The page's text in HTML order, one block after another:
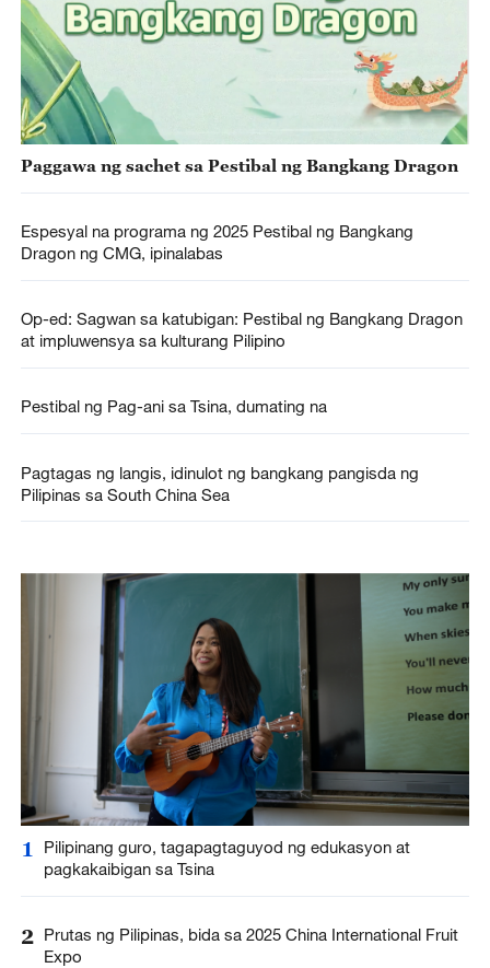
Paggawa ng sachet sa Pestibal ng Bangkang Dragon
Espesyal na programa ng 2025 Pestibal ng Bangkang
Dragon ng CMG, ipinalabas
Op-ed: Sagwan sa katubigan: Pestibal ng Bangkang Dragon
at impluwensya sa kulturang Pilipino
Pestibal ng Pag-ani sa Tsina, dumating na
Pagtagas ng langis, idinulot ng bangkang pangisda ng
Pilipinas sa South China Sea
1
Pilipinang guro, tagapagtaguyod ng edukasyon at
pagkakaibigan sa Tsina
2 Prutas ng Pilipinas, bida sa 2025 China International Fruit
Expo